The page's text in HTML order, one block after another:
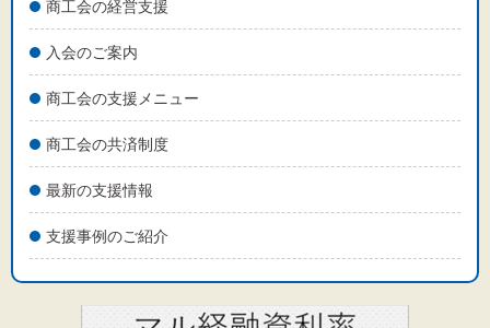
商工会の経営支援
入会のご案内
商工会の支援メニュー
商工会の共済制度
最新の支援情報
支援事例のご紹介